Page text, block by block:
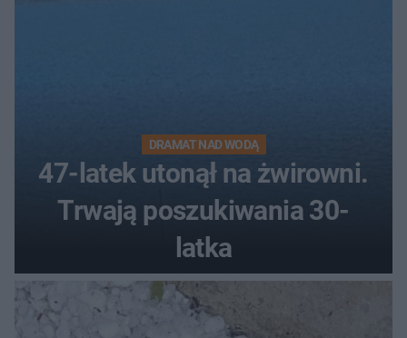
DRAMAT NAD WODĄ
47-latek utonął na żwirowni.
Trwają poszukiwania 30-
latka